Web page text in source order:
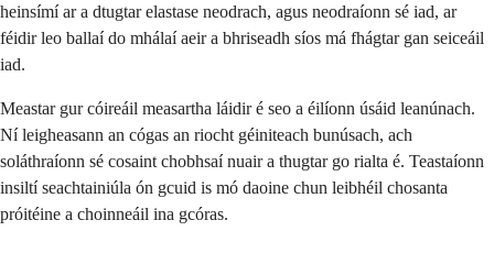
heinsímí ar a dtugtar elastase neodrach, agus neodraíonn sé iad, ar
féidir leo ballaí do mhálaí aeir a bhriseadh síos má fhágtar gan seiceáil
iad.
Meastar gur cóireáil measartha láidir é seo a éilíonn úsáid leanúnach.
Ní leigheasann an cógas an riocht géiniteach bunúsach, ach
soláthraíonn sé cosaint chobhsaí nuair a thugtar go rialta é. Teastaíonn
insiltí seachtainiúla ón gcuid is mó daoine chun leibhéil chosanta
próitéine a choinneáil ina gcóras.